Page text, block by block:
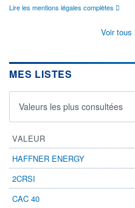
Lire les mentions légales complètes
Voir tous
MES LISTES
Valeurs les plus consultées
VALEUR
HAFFNER ENERGY
2CRSI
CAC 40